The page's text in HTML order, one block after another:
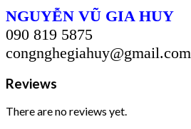
NGUYỄN VŨ GIA HUY
090 819 5875
congnghegiahuy@gmail.com
Reviews
There are no reviews yet.